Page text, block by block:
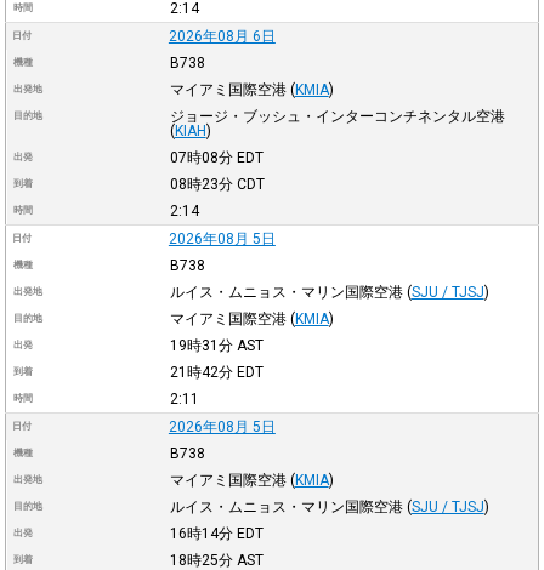
時間 2:14
日付 2026年08月 6日
機種 B738
出発地 マイアミ国際空港 (KMIA)
目的地
ジョージ・ブッシュ・インターコンチネンタル空港
(KIAH)
出発 07時08分 EDT
到着 08時23分 CDT
時間 2:14
日付 2026年08月 5日
機種 B738
出発地 ルイス・ムニョス・マリン国際空港 (SJU / TJSJ)
目的地 マイアミ国際空港 (KMIA)
出発 19時31分 AST
到着 21時42分 EDT
時間 2:11
日付 2026年08月 5日
機種 B738
出発地 マイアミ国際空港 (KMIA)
目的地 ルイス・ムニョス・マリン国際空港 (SJU / TJSJ)
出発 16時14分 EDT
到着 18時25分 AST